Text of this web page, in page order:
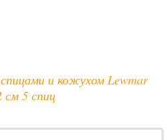
и кожухом Lewmar
см 5 спиц